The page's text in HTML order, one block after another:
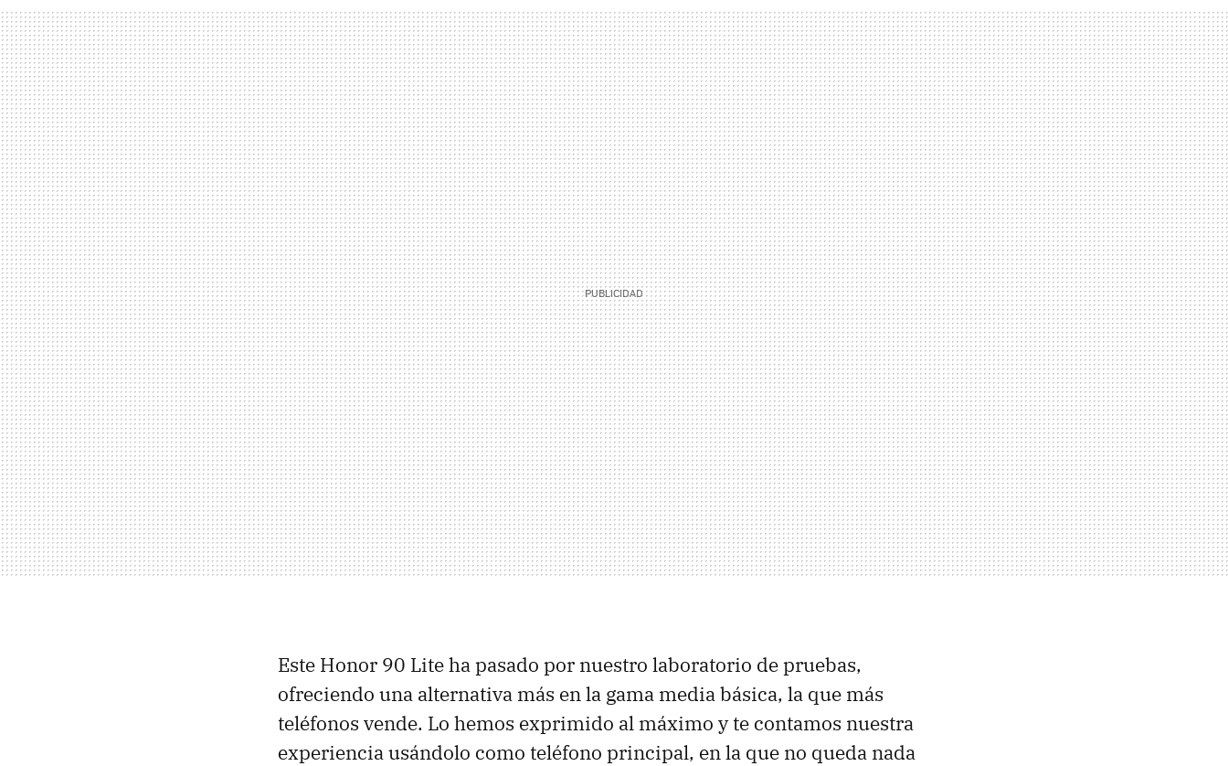
Este Honor 90 Lite ha pasado por nuestro laboratorio de pruebas,
ofreciendo una alternativa más en la gama media básica, la que más
teléfonos vende. Lo hemos exprimido al máximo y te contamos nuestra
experiencia usándolo como teléfono principal, en la que no queda nada